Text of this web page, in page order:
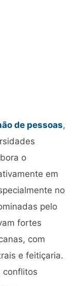
de pessoas,
o
em
no
pelo
fortes
com
e feitiçaria.
conflitos